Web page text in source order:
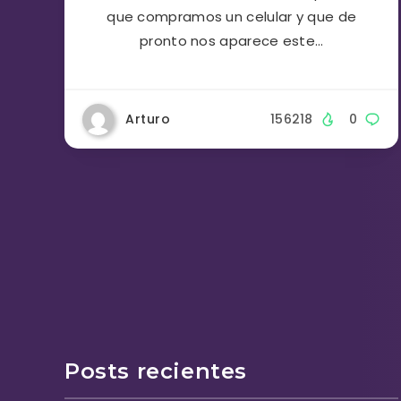
que compramos un celular y que de
pronto nos aparece este…
Arturo 0
156218
Posts recientes